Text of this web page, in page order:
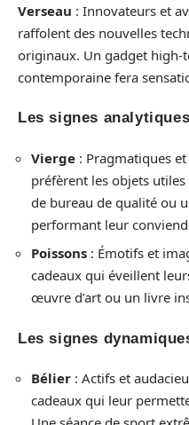
Verseau : Innovateurs et
raffolent des nouvelles
originaux. Un gadget high-
contemporaine fera
Les signes
Vierge : Pragmatiques
préfèrent les objets
de bureau de qualité ou
performant leur
Poissons : Émotifs et
cadeaux qui éveillent
œuvre d’art ou un livre
Les signes
Bélier : Actifs et
cadeaux qui leur